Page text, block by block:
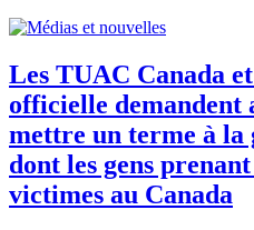
Les TUAC Canada
officielle demandent
mettre un terme à la
dont les gens
victimes au Canada